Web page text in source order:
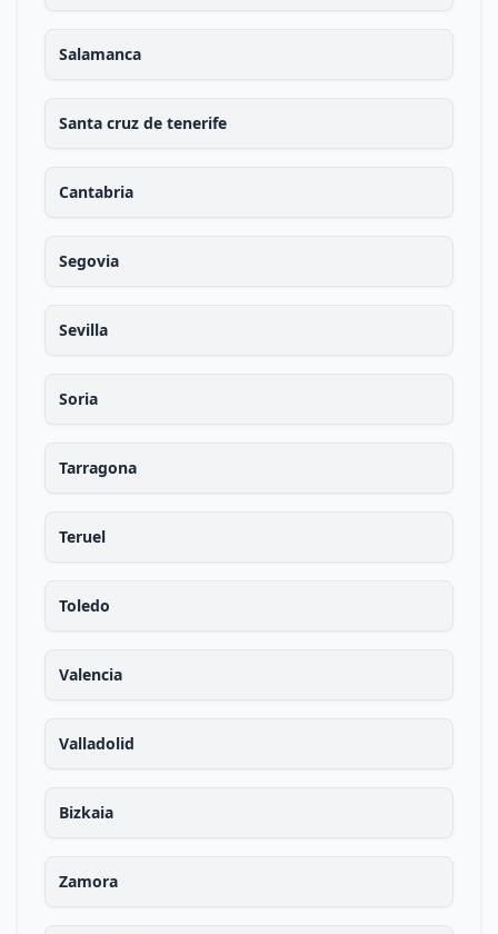
Salamanca
Santa cruz de tenerife
Cantabria
Segovia
Sevilla
Soria
Tarragona
Teruel
Toledo
Valencia
Valladolid
Bizkaia
Zamora